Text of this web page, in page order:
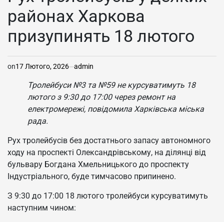
районах Харкова
призупинять 18 лютого
on17 Лютого, 2026 admin
Тролейбуси №3 та №59 не курсуватимуть 18
лютого з 9:30 до 17:00 через ремонт на
електромережі, повідомила Харківська міська
рада.
Рух тролейбусів без достатнього запасу автономного
ходу на проспекті Олександрівському, на ділянці від
бульвару Богдана Хмельницького до проспекту
Індустріального, буде тимчасово припинено.
З 9:30 до 17:00 18 лютого тролейбуси курсуватимуть
наступним чином: